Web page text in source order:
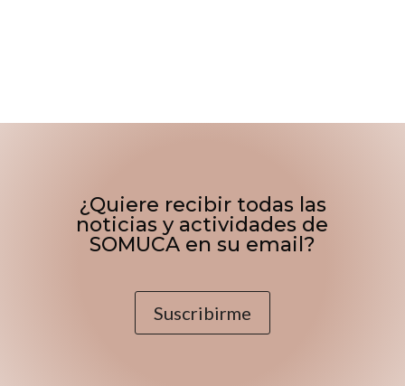
¿Quiere recibir todas las
noticias y actividades de
SOMUCA en su email?
Suscribirme